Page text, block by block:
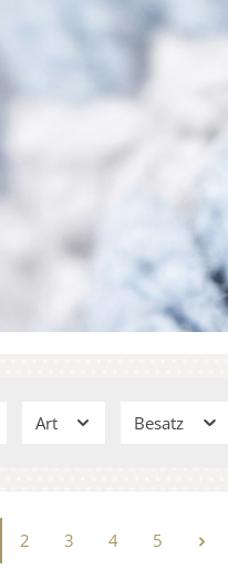
Art Besatz
2 3 4 5